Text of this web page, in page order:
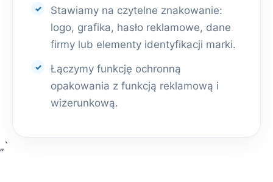
Stawiamy na czytelne znakowanie:
logo, grafika, hasło reklamowe, dane
firmy lub elementy identyfikacji marki.
Łączymy funkcję ochronną
opakowania z funkcją reklamową i
wizerunkową.
„`